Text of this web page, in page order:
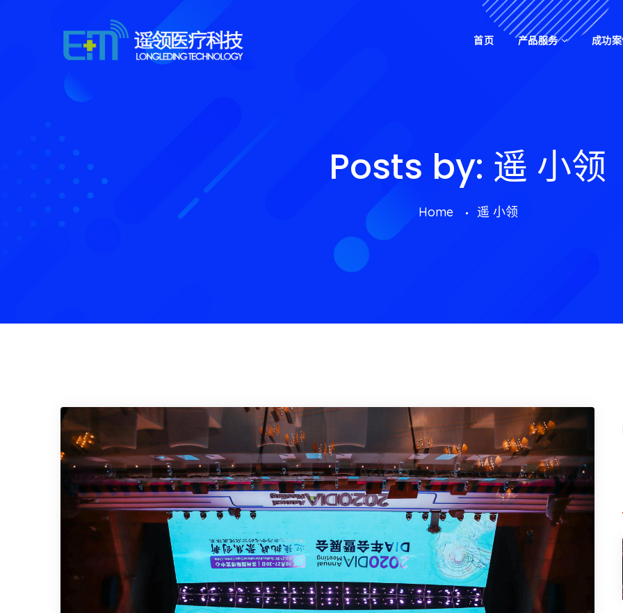
首页 产品服务 成功案
Posts by: 遥 小领
Home 遥 小领